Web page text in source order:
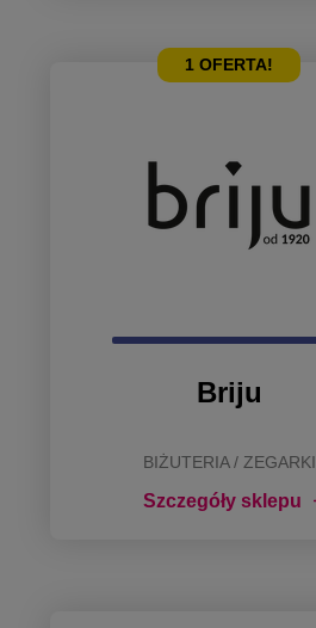
1 OFERTA!
Briju
BIŻUTERIA / ZEGARKI
Szczegóły sklepu